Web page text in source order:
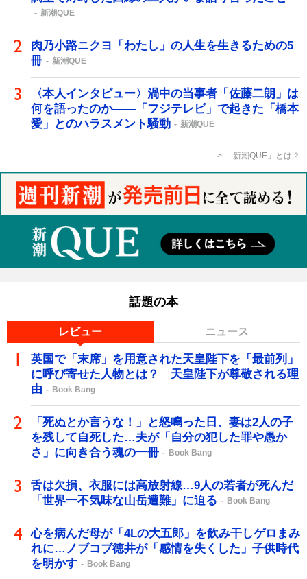
新潮QUE
肉乃小路ニクヨ「わたし」の人生を生きるための5
冊
新潮QUE
〈本人インタビュー〉渦中の当事者「佐藤二朗」は
何を語ったのか――「フジテレビ」で起きた「橋本
愛」とのハラスメント騒動
新潮QUE
「新潮QUE」とは？
話題の本
レビュー ニュース
英国で「末席」を用意された天皇陛下を「最前列」
に呼び寄せた人物とは？ 天皇陛下が尊敬される理
由
Book Bang
「死ぬとか言うな！」と怒鳴った日、妻は2人の子
を残して自死した…夫が「自分の犯した罪や愚か
さ」に向き合う魂の一冊
Book Bang
舌は欠損、衣服には高放射線…9人の若者が死んだ
「世界一不気味な山岳遭難」に迫る
Book Bang
心を病んだ母が「4Lの大五郎」を飲み干しゲロまみ
れに…ノブコブ徳井が「感情を失くした」子供時代
を明かす
Book Bang